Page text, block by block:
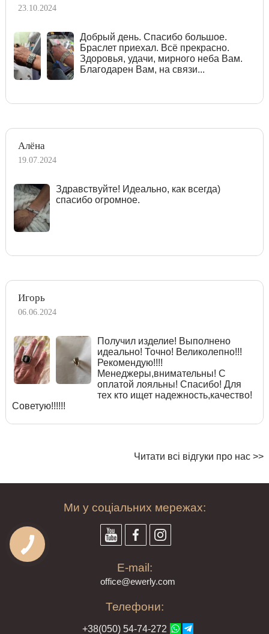
23.10.2024
Добрый день. Спасибо большое.
Браслет приехал. Всё прекрасно.
Здоровья, удачи, мирного неба Вам.
Благодарен Вам, на связи...
Алёна
19.07.2024
Здравствуйте! Идеально, как всегда)
спасибо огромное.
Игорь
06.06.2024
Получил изделие! Выполнено
идеально! Точно! Великолепно!!!
Рекомендую!!!!
Менеджеры,внимательны! С
оплатой лояльны! Спасибо! Для
тех кто ищет надежность,качество!
Советую!!!!!!
Читати всі відгуки про нас >>
Ми у соціальних мережах:
E-mail:
office@ewerly.com
Телефони:
+38(050) 54-74-272